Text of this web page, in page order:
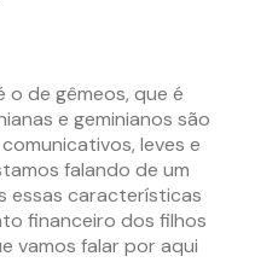
de gêmeos, que é
e geminianos são
leves e
falando de um
essas características
financeiro dos filhos
vamos falar por aqui